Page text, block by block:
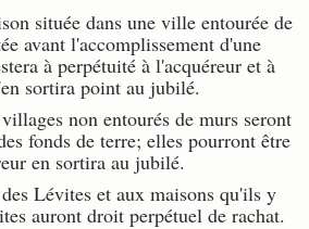
située dans une ville entourée de
avant l'accomplissement d'une
à perpétuité à l'acquéreur et à
sortira point au jubilé.
non entourés de murs seront
fonds de terre; elles pourront être
en sortira au jubilé.
Lévites et aux maisons qu'ils y
auront droit perpétuel de rachat.